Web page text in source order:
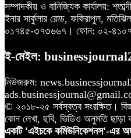
সম্পাদকীয় ও বানিজ্যিক কার্যালয়:
ইনার সার্কুলার রোড, ফকিরাপুল,
০১৭৪৫-৩৭৩৬৬৭। ফোন: ০২-
ই-মেইল:
নিউজরুম:
© ২০১৮-২৫ সর্বস্বত্ব সংরক্ষিত।
কোন লেখা, ছবি, ভিডিও অনুমতি ছাড়া
একটি 'এইচকে কমিউনিকেশনস'-এর